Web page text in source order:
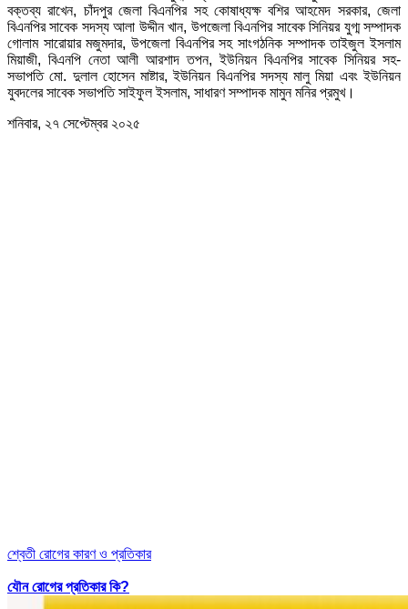
বক্তব্য রাখেন, চাঁদপুর জেলা বিএনপির সহ কোষাধ্যক্ষ বশির আহমেদ সরকার, জেলা
বিএনপির সাবেক সদস্য আলা উদ্দীন খান, উপজেলা বিএনপির সাবেক সিনিয়র যুগ্ম সম্পাদক
গোলাম সারোয়ার মজুমদার, উপজেলা বিএনপির সহ সাংগঠনিক সম্পাদক তাইজুল ইসলাম
মিয়াজী, বিএনপি নেতা আলী আরশাদ তপন, ইউনিয়ন বিএনপির সাবেক সিনিয়র সহ-
সভাপতি মো. দুলাল হোসেন মাষ্টার, ইউনিয়ন বিএনপির সদস্য মালু মিয়া এবং ইউনিয়ন
যুবদলের সাবেক সভাপতি সাইফুল ইসলাম, সাধারণ সম্পাদক মামুন মনির প্রমুখ।
শনিবার, ২৭ সেপ্টেম্বর ২০২৫
শ্বেতী রোগের কারণ ও প্রতিকার
যৌন রোগের প্রতিকার কি?